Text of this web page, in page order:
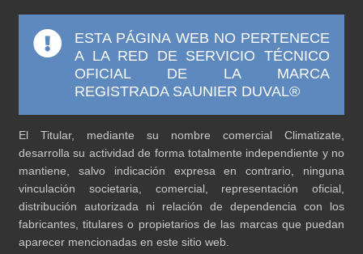
ESTA PÁGINA WEB NO PERTENECE
A LA RED DE SERVICIO TÉCNICO
OFICIAL DE LA MARCA
REGISTRADA SAUNIER DUVAL®
El Titular, mediante su nombre comercial Climatizate,
desarrolla su actividad de forma totalmente independiente y no
mantiene, salvo indicación expresa en contrario, ninguna
vinculación societaria, comercial, representación oficial,
distribución autorizada ni relación de dependencia con los
fabricantes, titulares o propietarios de las marcas que puedan
aparecer mencionadas en este sitio web.